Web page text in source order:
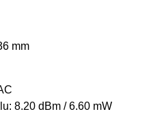
mm
8.20 dBm / 6.60 mW